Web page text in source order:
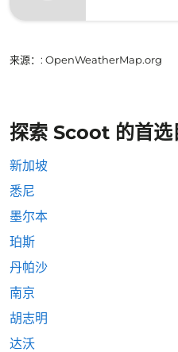
来源： : OpenWeatherMap.org
探索 Scoot 的首选
新加坡
悉尼
墨尔本
珀斯
丹帕沙
南京
胡志明
达沃